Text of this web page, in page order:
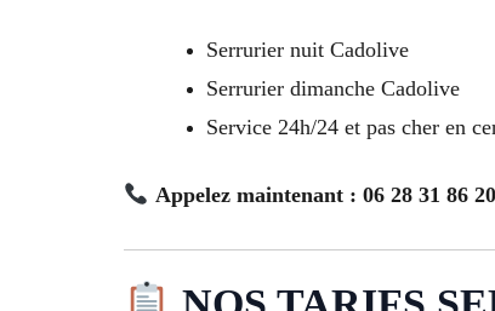
Serrurier nuit Cadolive
Serrurier dimanche Cadolive
Service 24h/24 et pas cher en
Appelez maintenant : 06 28 31 86 20